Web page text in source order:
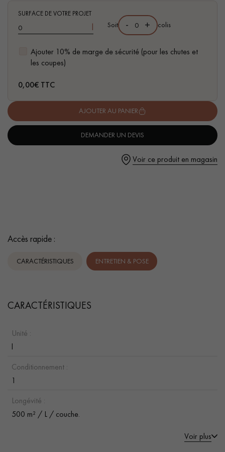
Un expert Décoplus Parquets vous appelle
Mode d’emploi
2. Diluer ½ verre (50mL) dans 5L d’eau
3. Appliquer avec une microfibre bien essorée
SURFACE DE VOTRE PROJET
l
Ajouter 10% de marge de sécurité (pour les chutes et
les coupes)
Soit - + colis
0,00€ TTC
AJOUTER AU PANIER
DEMANDER UN DEVIS
Voir ce produit en magasin
Accès rapide :
CARACTÉRISTIQUES ENTRETIEN & POSE
CARACTÉRISTIQUES
Unité :
l
Conditionnement :
1
Longévité :
500 m² / L / couche.
Voir plus